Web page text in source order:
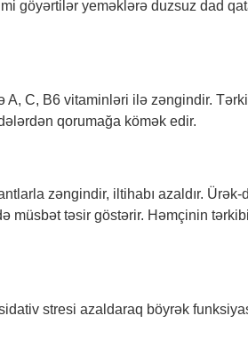
göyərtilər yeməklərə duzsuz dad
A, C, B6 vitaminləri ilə zəngindir.
qorumağa kömək edir.
zəngindir, iltihabı azaldır. Ürək-
müsbət təsir göstərir. Həmçinin
stresi azaldaraq böyrək